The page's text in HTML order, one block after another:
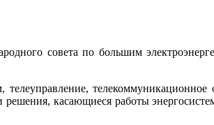
совета по большим
касающиеся работы